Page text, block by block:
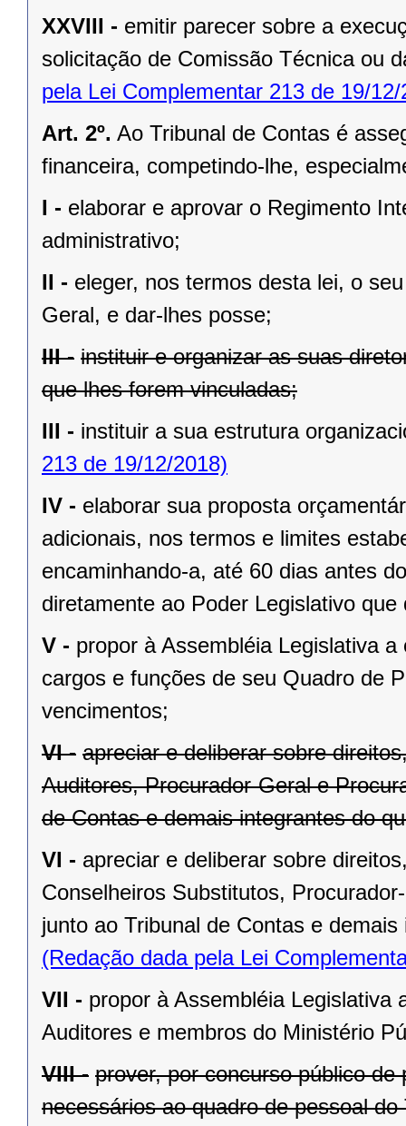
XXVIII - emitir parecer sobre a
solicitação de Comissão Técnica ou
pela Lei Complementar 213 de 19/12/
Art. 2º. Ao Tribunal de Contas é
financeira, competindo-lhe,
I - elaborar e aprovar o Regimento
administrativo;
II - eleger, nos termos desta lei, o
Geral, e dar-lhes posse;
III - instituir e organizar as suas
que lhes forem vinculadas;
III - instituir a sua estrutura
213 de 19/12/2018)
IV - elaborar sua proposta
adicionais, nos termos e limites
encaminhando-a, até 60 dias antes
diretamente ao Poder Legislativo
V - propor à Assembléia Legislativa
cargos e funções de seu Quadro de
vencimentos;
VI - apreciar e deliberar sobre
Auditores, Procurador-Geral e
de Contas e demais integrantes do
VI - apreciar e deliberar sobre
Conselheiros Substitutos,
junto ao Tribunal de Contas e
(Redação dada pela Lei
VII - propor à Assembléia Legislativa
Auditores e membros do Ministério
VIII - prover, por concurso público
necessários ao quadro de pessoal